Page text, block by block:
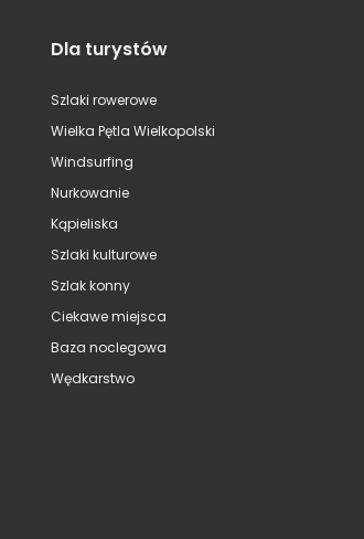
Dla turystów
Szlaki rowerowe
Wielka Pętla Wielkopolski
Windsurfing
Nurkowanie
Kąpieliska
Szlaki kulturowe
Szlak konny
Ciekawe miejsca
Baza noclegowa
Wędkarstwo